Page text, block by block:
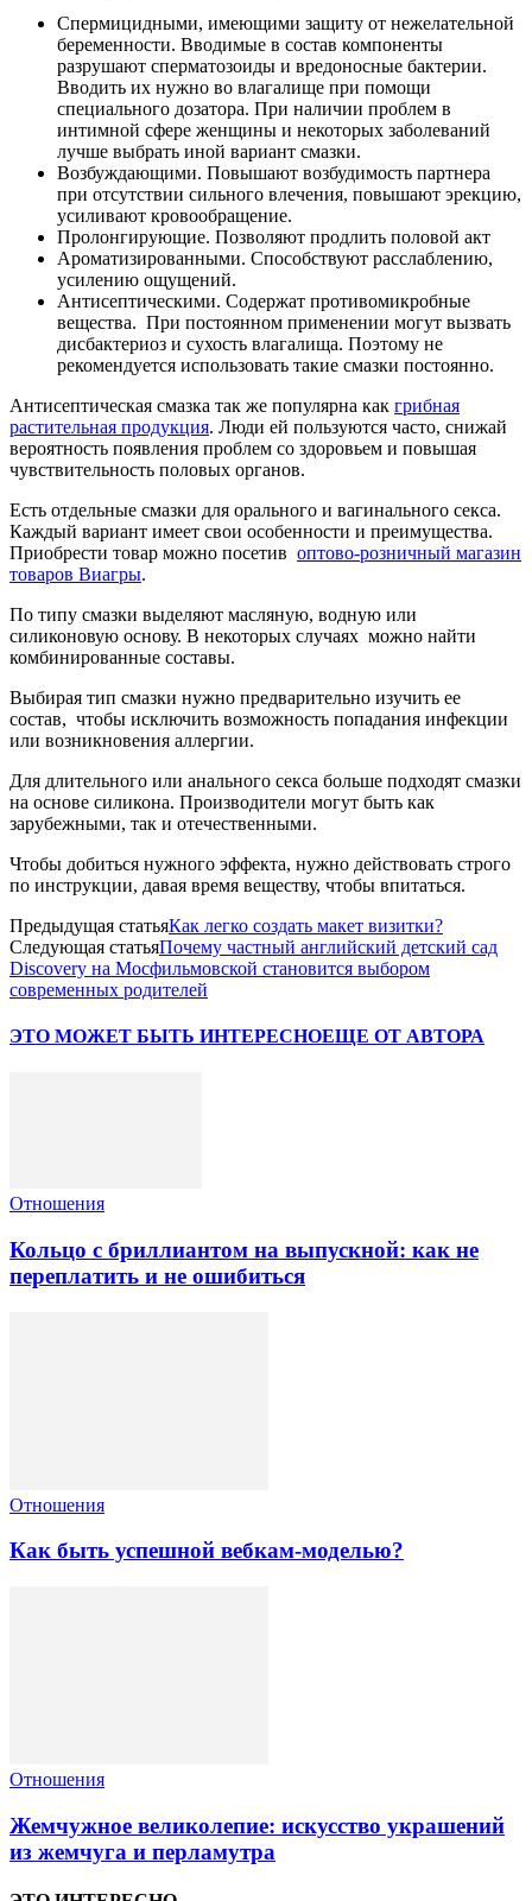
Спермицидными, имеющими защиту от нежелательной
беременности. Вводимые в состав компоненты
разрушают сперматозоиды и вредоносные бактерии.
Вводить их нужно во влагалище при помощи
специального дозатора. При наличии проблем в
интимной сфере женщины и некоторых заболеваний
лучше выбрать иной вариант смазки.
Возбуждающими. Повышают возбудимость партнера
при отсутствии сильного влечения, повышают эрекцию,
усиливают кровообращение.
Пролонгирующие. Позволяют продлить половой акт
Ароматизированными. Способствуют расслаблению,
усилению ощущений.
Антисептическими. Содержат противомикробные
вещества. При постоянном применении могут вызвать
дисбактериоз и сухость влагалища. Поэтому не
рекомендуется использовать такие смазки постоянно.
Антисептическая смазка так же популярна как грибная
растительная продукция. Люди ей пользуются часто, снижай
вероятность появления проблем со здоровьем и повышая
чувствительность половых органов.
Есть отдельные смазки для орального и вагинального секса.
Каждый вариант имеет свои особенности и преимущества.
Приобрести товар можно посетив оптово-розничный магазин
товаров Виагры.
По типу смазки выделяют масляную, водную или
силиконовую основу. В некоторых случаях можно найти
комбинированные составы.
Выбирая тип смазки нужно предварительно изучить ее
состав, чтобы исключить возможность попадания инфекции
или возникновения аллергии.
Для длительного или анального секса больше подходят смазки
на основе силикона. Производители могут быть как
зарубежными, так и отечественными.
Чтобы добиться нужного эффекта, нужно действовать строго
по инструкции, давая время веществу, чтобы впитаться.
Предыдущая статьяКак легко создать макет визитки?
Следующая статьяПочему частный английский детский сад
Discovery на Мосфильмовской становится выбором
современных родителей
ЭТО МОЖЕТ БЫТЬ ИНТЕРЕСНОЕЩЕ ОТ АВТОРА
Отношения
Кольцо с бриллиантом на выпускной: как не
переплатить и не ошибиться
Отношения
Как быть успешной вебкам-моделью?
Отношения
Жемчужное великолепие: искусство украшений
из жемчуга и перламутра